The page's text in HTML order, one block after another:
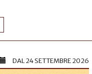
DAL24 SETTEMBRE 2026